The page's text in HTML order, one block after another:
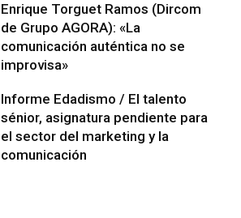
Enrique Torguet Ramos (Dircom
de Grupo AGORA): «La
comunicación auténtica no se
improvisa»
Informe Edadismo / El talento
sénior, asignatura pendiente para
el sector del marketing y la
comunicación